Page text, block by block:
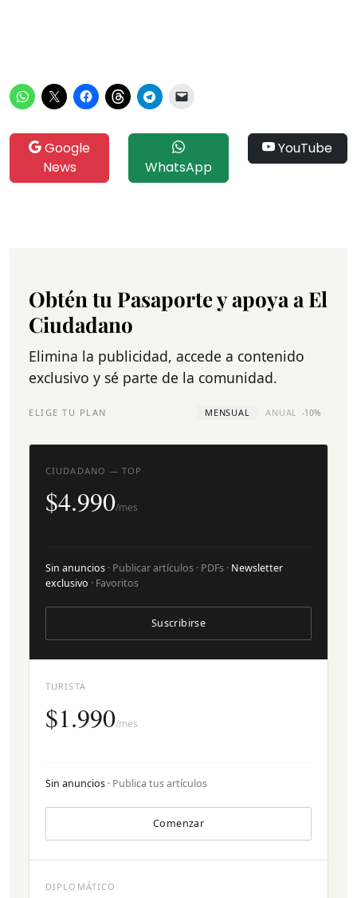
Google
News
WhatsApp
YouTube
Obtén tu Pasaporte y apoya a El
Ciudadano
Elimina la publicidad, accede a contenido
exclusivo y sé parte de la comunidad.
ELIGE TU PLAN MENSUAL ANUAL -10%
TURISTA
$1.990/mes
Sin anuncios · Publica tus artículos
Comenzar
CIUDADANO — TOP
$4.990/mes
Sin anuncios · Publicar artículos · PDFs · Newsletter
exclusivo · Favoritos
Suscribirse
DIPLOMÁTICO